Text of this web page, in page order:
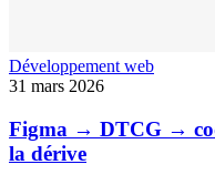
Développement web
31 mars 2026
Figma → DTCG →
la dérive